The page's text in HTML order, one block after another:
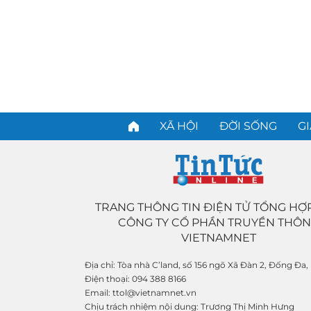
XÃ HỘI ĐỜI SỐNG
TRANG THÔNG TIN ĐIỆN TỬ TỔNG
CÔNG TY CỔ PHẦN TRUYỀN
VIETNAMNET
Địa chỉ: Tòa nhà C’land, số 156 ngõ Xã Đàn 2, Đống Đa,
Điện thoại: 094 388 8166
Email: ttol@vietnamnet.vn
Chịu trách nhiệm nội dung: Trương Thị Minh Hưng